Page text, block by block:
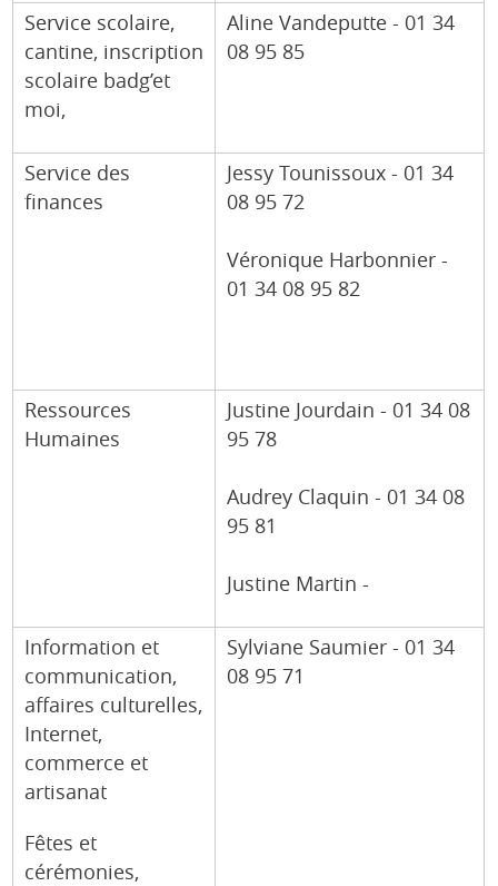
Service scolaire,
cantine, inscription
scolaire badg’et
moi,
Aline Vandeputte - 01 34
08 95 85
Service des
finances
Jessy Tounissoux - 01 34
08 95 72
Véronique Harbonnier -
01 34 08 95 82
Ressources
Humaines
Justine Jourdain - 01 34 08
95 78
Audrey Claquin - 01 34 08
95 81
Justine Martin -
Information et
communication,
affaires culturelles,
Internet,
commerce et
artisanat
Fêtes et
cérémonies,
Sylviane Saumier - 01 34
08 95 71